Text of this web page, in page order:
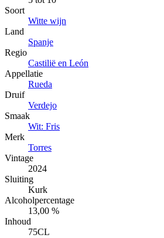
Soort
Witte wijn
Land
Spanje
Regio
Castilië en León
Appellatie
Rueda
Druif
Verdejo
Smaak
Wit: Fris
Merk
Torres
Vintage
2024
Sluiting
Kurk
Alcoholpercentage
13,00 %
Inhoud
75CL